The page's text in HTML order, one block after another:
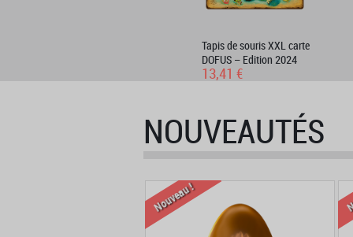
Tapis de souris XXL carte
DOFUS – Edition 2024
13,41 €
NOUVEAUTÉS
Nouveau !